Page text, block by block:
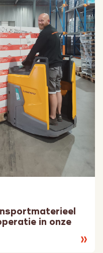
in onze
Lees